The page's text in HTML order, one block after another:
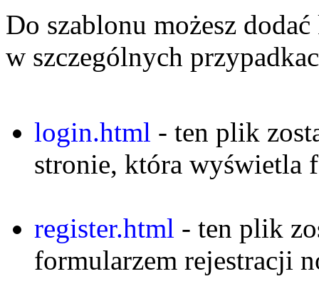
Do szablonu możesz
w szczególnych
login.html - ten plik
stronie, która wyświetla
register.html - ten plik
formularzem rejestracji